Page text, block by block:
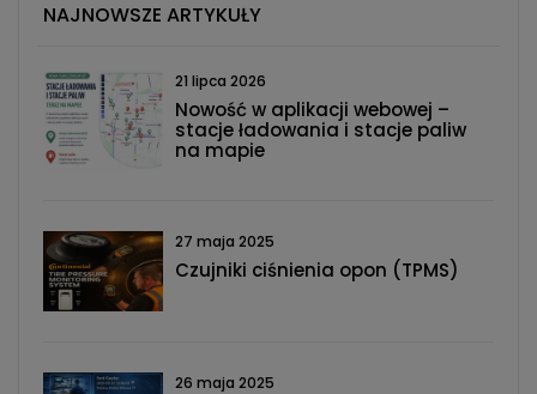
NAJNOWSZE ARTYKUŁY
21 lipca 2026
Nowość w aplikacji webowej –
stacje ładowania i stacje paliw
na mapie
27 maja 2025
Czujniki ciśnienia opon (TPMS)
26 maja 2025